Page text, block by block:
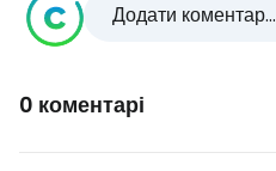
Додати коментар...
0 коментарі